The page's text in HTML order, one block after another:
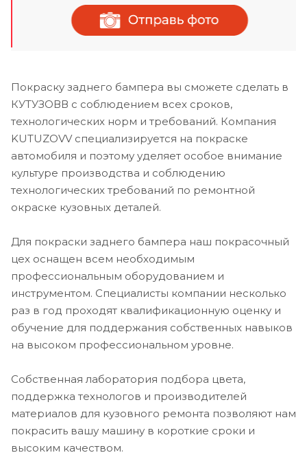
Покраску заднего бампера вы сможете сделать в
КУТУЗОВВ с соблюдением всех сроков,
технологических норм и требований. Компания
KUTUZOVV специализируется на покраске
автомобиля и поэтому уделяет особое внимание
культуре производства и соблюдению
технологических требований по ремонтной
окраске кузовных деталей.
Для покраски заднего бампера наш покрасочный
цех оснащен всем необходимым
профессиональным оборудованием и
инструментом. Специалисты компании несколько
раз в год проходят квалификационную оценку и
обучение для поддержания собственных навыков
на высоком профессиональном уровне.
Собственная лаборатория подбора цвета,
поддержка технологов и производителей
материалов для кузовного ремонта позволяют нам
покрасить вашу машину в короткие сроки и
высоким качеством.